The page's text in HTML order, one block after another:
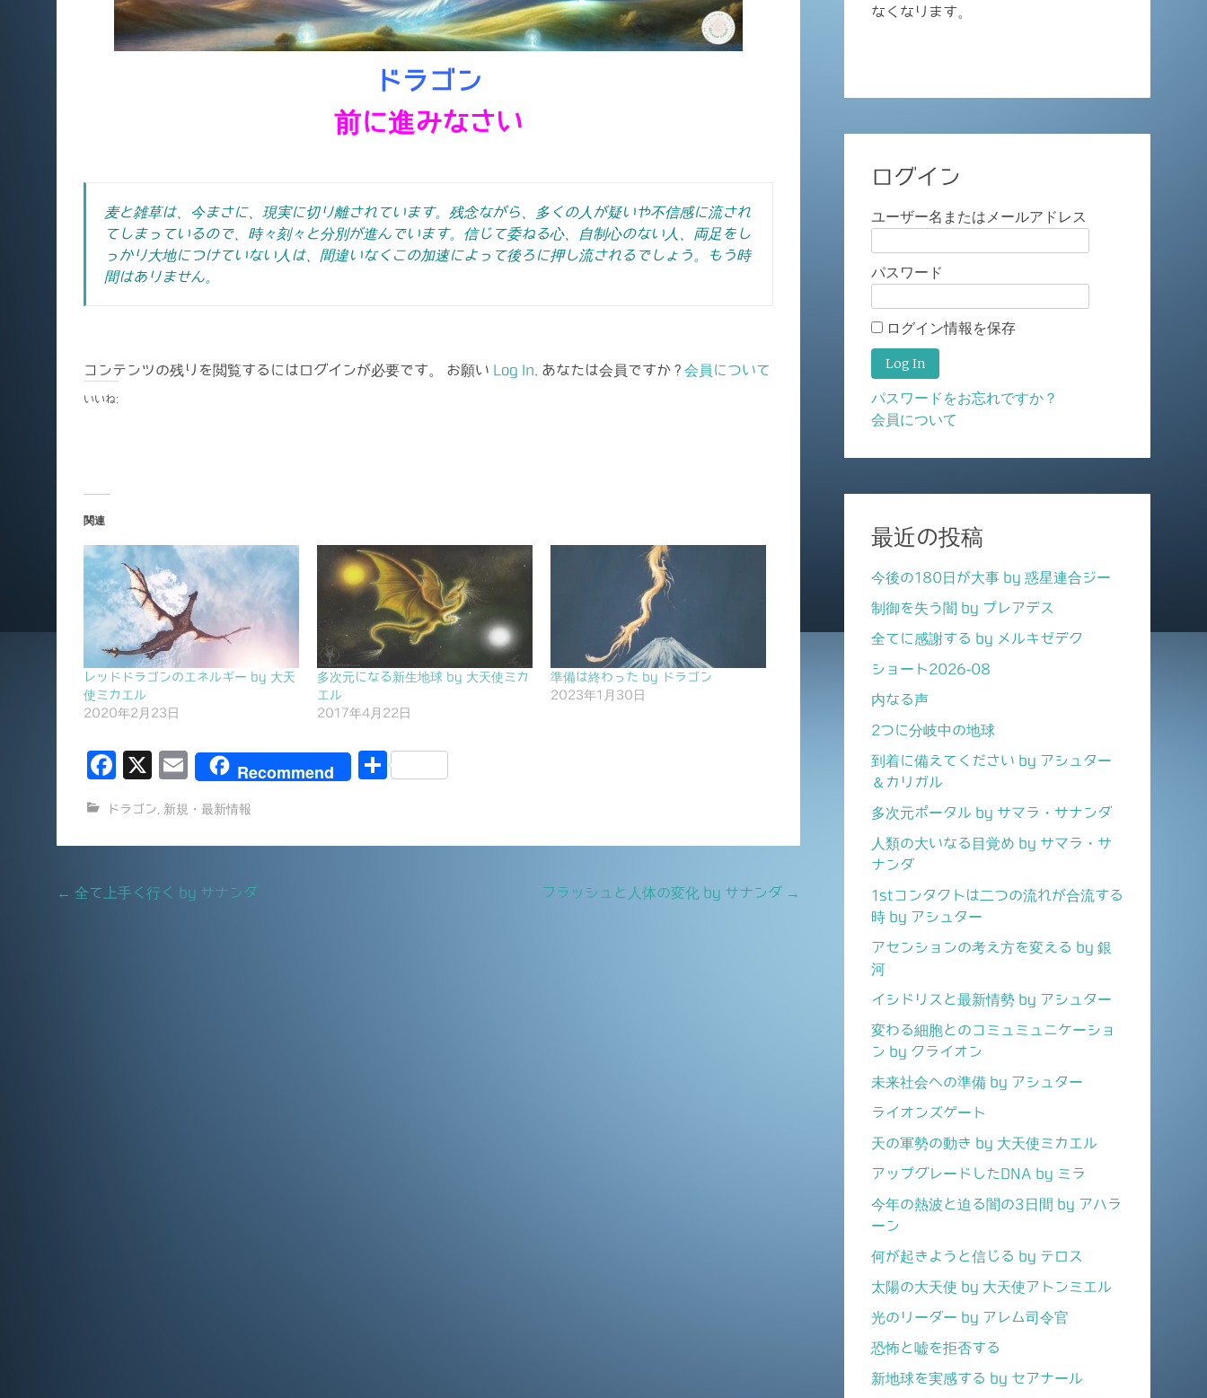
ドラゴン
前に進みなさい
麦と雑草は、今まさに、現実に切り離されています。残念ながら、多くの人が疑いや不信感に流され
てしまっているので、時々刻々と分別が進んでいます。信じて委ねる心、自制心のない人、両足をし
っかり大地につけていない人は、間違いなくこの加速によって後ろに押し流されるでしょう。もう時
間はありません。
コンテンツの残りを閲覧するにはログインが必要です。 お願い Log In . あなたは会員ですか ? 会員について
いいね:
関連
レッドドラゴンのエネルギー by 大天
使ミカエル
2020年2月23日
多次元になる新生地球 by 大天使ミカ
エル
2017年4月22日
準備は終わった by ドラゴン
2023年1月30日
F
c
e
b
o
X
E
ai
l
Recommend
共
ドラゴン 新規・最新情報
Post
← 全て上手く行く by サナンダ フラッシュと人体の変化 by サナンダ →
なくなります。
ログイン
ユーザー名またはメールアドレス
パスワード
ログイン情報を保存
パスワードをお忘れですか？
会員について
最近の投稿
今後の180日が大事 by 惑星連合ジー
制御を失う闇 by プレアデス
全てに感謝する by メルキゼデク
ショート2026-08
内なる声
2つに分岐中の地球
到着に備えてください by アシュター
＆カリガル
多次元ポータル by サマラ・サナンダ
人類の大いなる目覚め by サマラ・サ
ナンダ
1stコンタクトは二つの流れが合流する
時 by アシュター
アセンションの考え方を変える by 銀
河
イシドリスと最新情勢 by アシュター
変わる細胞とのコミュミュニケーショ
ン by クライオン
未来社会への準備 by アシュター
ライオンズゲート
天の軍勢の動き by 大天使ミカエル
アップグレードしたDNA by ミラ
今年の熱波と迫る闇の3日間 by アハラ
ーン
何が起きようと信じる by テロス
太陽の大天使 by 大天使アトンミエル
光のリーダー by アレム司令官
恐怖と嘘を拒否する
新地球を実感する by セアナール